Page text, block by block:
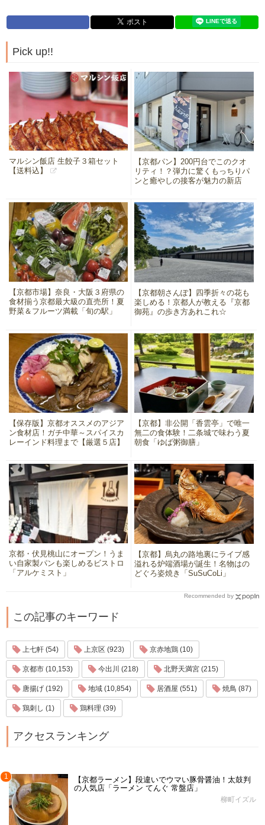
Pick up!!
マルシン飯店 生餃子３箱セット
【送料込】
【京都パン】200円台でこのクオ
リティ！？弾力に驚くもっちりパ
ンと癒やしの接客が魅力の新店
【京都市場】奈良・大阪３府県の
食材揃う京都最大級の直売所！夏
野菜＆フルーツ満載「旬の駅」
【京都朝さんぽ】四季折々の花も
楽しめる！京都人が教える『京都
御苑』の歩き方あれこれ☆
【保存版】京都オススメのアジア
ン食材店！ガチ中華～スパイスカ
レーインド料理まで【厳選５店】
【京都】非公開「香雲亭」で唯一
無二の食体験！二条城で味わう夏
朝食「ゆば粥御膳」
京都・伏見桃山にオープン！うま
い自家製パンも楽しめるビストロ
「アルケミスト」
【京都】烏丸の路地裏にライブ感
溢れる炉端酒場が誕生！名物はの
どぐろ姿焼き「SuSuCoLi」
Recommended by
この記事のキーワード
上七軒 (54) 上京区 (923) 京赤地鶏 (10)
京都市 (10,153) 今出川 (218) 北野天満宮 (215)
唐揚げ (192) 地域 (10,854) 居酒屋 (551) 焼鳥 (87)
鶏刺し (1) 鶏料理 (39)
アクセスランキング
1
【京都ラーメン】段違いでウマい豚骨醤油！太鼓判
の人気店「ラーメン てんぐ 常盤店」
柳町イズル